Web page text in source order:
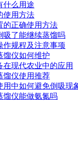
什么用途
使用方法
的正确使用方法
吸了能继续蒸馏吗
作规程及注意事项
馏仪如何维护
在现代农业中的应用
馏仪使用推荐
用中如何避免倒吸现
馏仪能做氨氮吗